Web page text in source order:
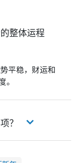
整体运程
平稳，财运和
？